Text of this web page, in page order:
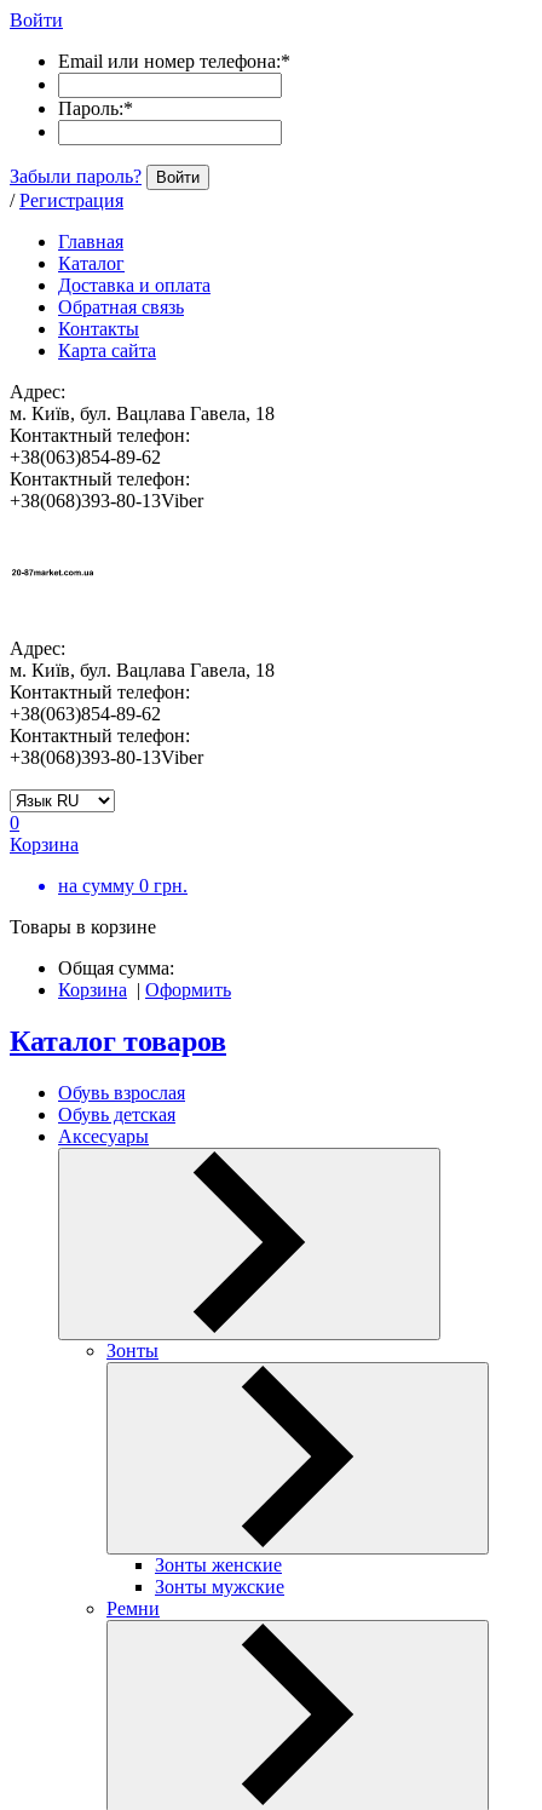
Войти
Email или номер телефона:*
Пароль:*
Забыли пароль? Войти
/ Регистрация
Главная
Каталог
Доставка и оплата
Обратная связь
Контакты
Карта сайта
Адрес:
м. Київ, бул. Вацлава Гавела, 18
Контактный телефон:
+38(063)854-89-62
Контактный телефон:
+38(068)393-80-13Viber
Адрес:
м. Київ, бул. Вацлава Гавела, 18
Контактный телефон:
+38(063)854-89-62
Контактный телефон:
+38(068)393-80-13Viber
0
Корзина
на сумму 0 грн.
Товары в корзине
Общая сумма:
Корзина | Оформить
Каталог товаров
Обувь взрослая
Обувь детская
Аксесуары
Зонты
Зонты женские
Зонты мужские
Ремни